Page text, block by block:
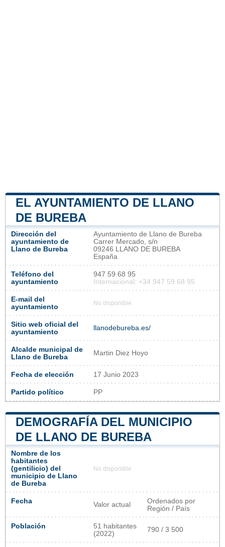
EL AYUNTAMIENTO DE LLANO
DE BUREBA
Dirección del
ayuntamiento de
Llano de Bureba
Ayuntamiento de Llano de Bureba
Carrer Mercado, s/n
09246 LLANO DE BUREBA
España
Teléfono del
ayuntamiento
947 59 68 95
Internacional: +34 947 59 68 95
E-mail del
ayuntamiento
No disponible
Sitio web oficial del
ayuntamiento
llanodebureba.es/
Alcalde municipal de
Llano de Bureba
Martin Diez Hoyo
Fecha de elección 17 Junio 2023
Partido político PP
DEMOGRAFÍA DEL MUNICIPIO
DE LLANO DE BUREBA
Nombre de los
habitantes
(gentilicio) del
municipio de Llano
de Bureba
No disponible
Fecha Valor actual
Ordenados por
Región / País
Población
51 habitantes
(2022)
790 / 3 500